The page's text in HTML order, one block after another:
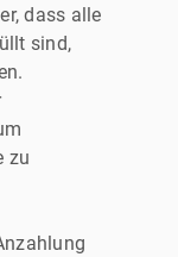
dass alle
sind,
zu